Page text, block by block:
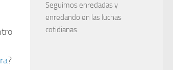
?
Seguimos enredadas y
enredando en las luchas
cotidianas.